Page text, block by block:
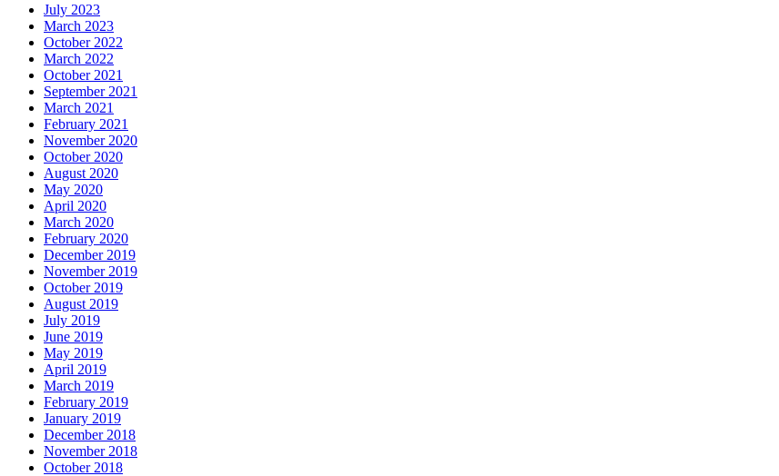
July 2023
March 2023
October 2022
March 2022
October 2021
September 2021
March 2021
February 2021
November 2020
October 2020
August 2020
May 2020
April 2020
March 2020
February 2020
December 2019
November 2019
October 2019
August 2019
July 2019
June 2019
May 2019
April 2019
March 2019
February 2019
January 2019
December 2018
November 2018
October 2018